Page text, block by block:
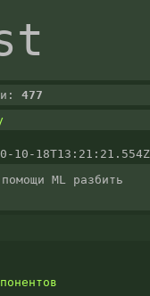
477
10-18T13:21:21.554Z
ML разбить